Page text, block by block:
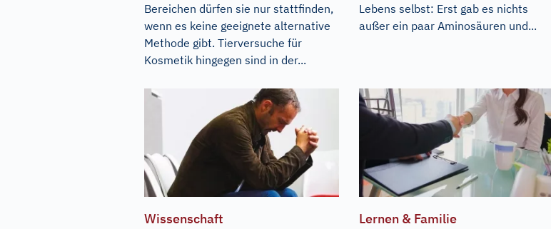
Bereichen dürfen sie nur stattfinden,
wenn es keine geeignete alternative
Methode gibt. Tierversuche für
Kosmetik hingegen sind in der...
Lebens selbst: Erst gab es nichts
außer ein paar Aminosäuren und...
Wissenschaft Lernen & Familie